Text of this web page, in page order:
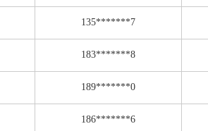
135*******7
183*******8
189*******0
186*******6